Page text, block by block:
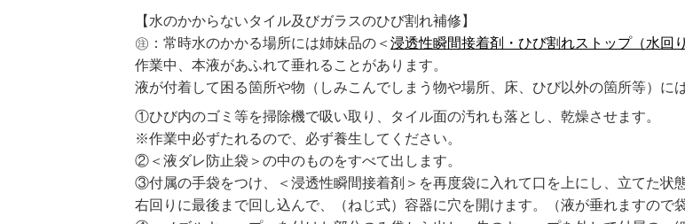
【水のかからないタイル及びガラスのひび割れ補修】
㊟：常時水のかかる場所には姉妹品の＜ 浸透性瞬間接着剤・ひび割れストップ（水回り
作業中、本液があふれて垂れることがあります。
液が付着して困る箇所や物（しみこんでしまう物や場所、床、ひび以外の箇所等）に
①ひび内のゴミ等を掃除機で吸い取り、タイル面の汚れも落とし、乾燥させます。
※作業中必ずたれるので、必ず養生してください。
②＜液ダレ防止袋＞の中のものをすべて出します。
③付属の手袋をつけ、＜浸透性瞬間接着剤＞を再度袋に入れて口を上にし、立てた状
右回りに最後まで回し込んで、（ねじ式）容器に穴を開けます。（液が垂れますので